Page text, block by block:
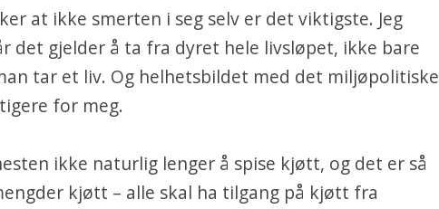
at ikke smerten i seg selv er det viktigste. Jeg
det gjelder å ta fra dyret hele livsløpet, ikke bare
tar et liv. Og helhetsbildet med det miljøpolitiske
for meg.
ikke naturlig lenger å spise kjøtt, og det er så
kjøtt – alle skal ha tilgang på kjøtt fra